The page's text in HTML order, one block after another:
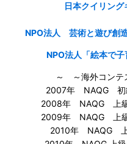
日本クイリング
NPO法人 芸術と遊び創
NPO法人「絵本で
～ ～海外コン
2007年 NAQG 初
2008年 NAQG 上
2009年 NAQG 上
2010年 NAQG